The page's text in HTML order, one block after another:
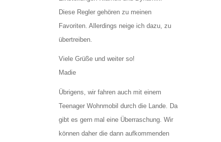
Diese Regler gehören zu meinen
Favoriten. Allerdings neige ich dazu, zu
übertreiben.
Viele Grüße und weiter so!
Madie
Übrigens, wir fahren auch mit einem
Teenager Wohnmobil durch die Lande. Da
gibt es gern mal eine Überraschung. Wir
können daher die dann aufkommenden